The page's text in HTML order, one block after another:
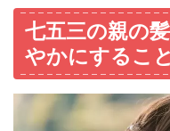
七五三の親の
やかにするこ